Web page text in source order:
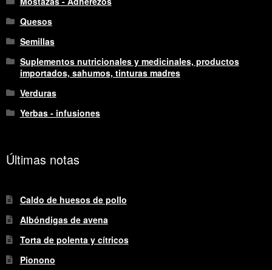
Quesos
Semillas
Suplementos nutricionales y medicinales, productos
importados, sahumos, tinturas madres
Verduras
Yerbas - infusiones
Últimas notas
Caldo de huesos de pollo
Albóndigas de avena
Torta de polenta y cítricos
Pionono